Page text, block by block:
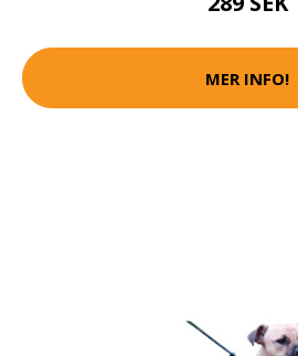
MER INFO!